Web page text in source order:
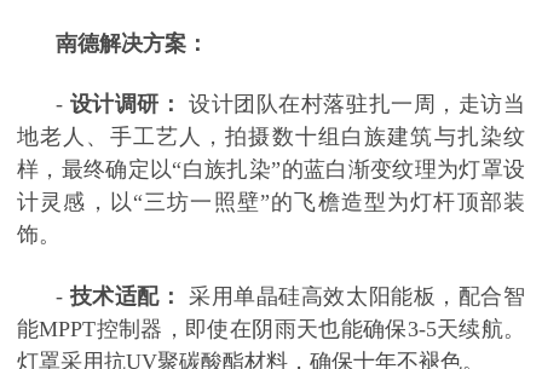
南德解决方案：
- 设计调研：
设计团队在村落驻扎一周，走访当
地老人、手工艺人，拍摄数十组白族建筑与扎染纹
样，最终确定以“白族扎染”的蓝白渐变纹理为灯罩设
计灵感，以“三坊一照壁”的飞檐造型为灯杆顶部装
饰。
- 技术适配：
采用单晶硅高效太阳能板，配合智
能MPPT控制器，即使在阴雨天也能确保3-5天续航。
灯罩采用抗UV聚碳酸酯材料，确保十年不褪色。